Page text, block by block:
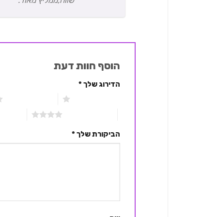
הוסף חוות דעת
הדירוג שלך*
הביקורת שלך*